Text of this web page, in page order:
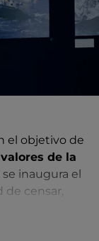
el objetivo de
valores de la
inaugura el
de censar,